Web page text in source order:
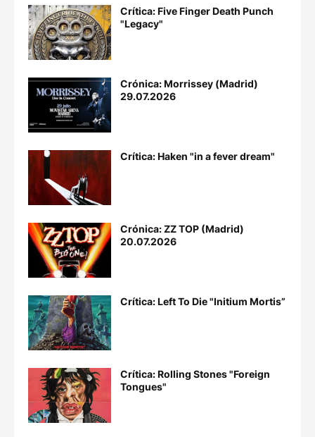
Crítica: Five Finger Death Punch
"Legacy"
Crónica: Morrissey (Madrid)
29.07.2026
Crítica: Haken "in a fever dream"
Crónica: ZZ TOP (Madrid)
20.07.2026
Crítica: Left To Die "Initium Mortis”
Crítica: Rolling Stones "Foreign
Tongues"